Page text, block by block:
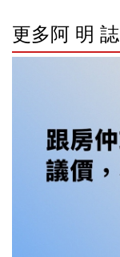
更多阿 明 誌